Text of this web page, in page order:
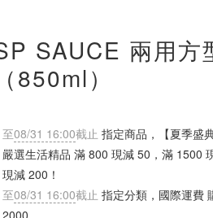
SAUCE 兩用方
（850ml）
至08/31 16:00截止 指定商品，【夏季盛
嚴選生活精品 滿 800 現減 50，滿 1500
現減 200！
至08/31 16:00截止 指定分類，國際運費
2000